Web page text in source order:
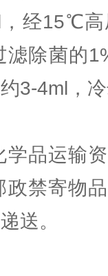
经15℃
除菌的
3-4ml，
品运输
禁寄物
送。